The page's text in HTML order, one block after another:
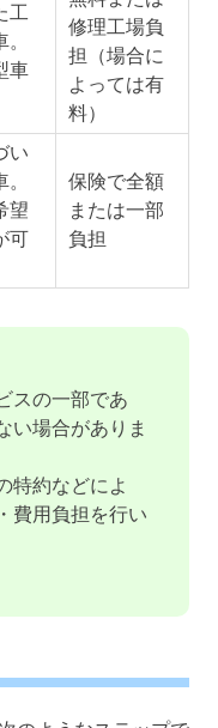
工
車
修理工場負
担（場合に
よっては有
料）
い
望
可
保険で全額
または一部
負担
スの一部であ
い場合がありま
特約などによ
費用負担を行い